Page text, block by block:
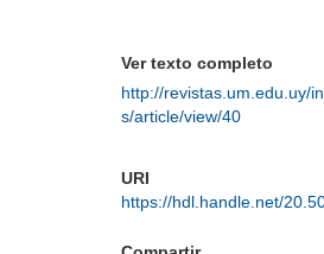
Ver texto completo
http://revistas.um.edu.uy/
s/article/view/40
URI
https://hdl.handle.net/